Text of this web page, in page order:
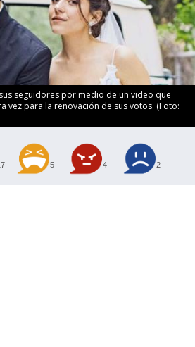
seguidores por medio de un video que
vez para la renovación de sus votos. (Foto:
5 4 2